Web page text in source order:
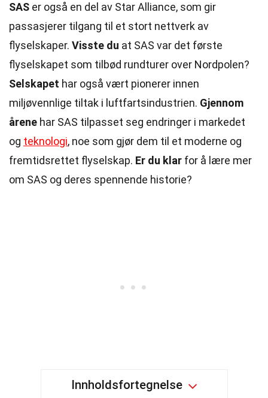
SAS er også en del av Star Alliance, som gir
passasjerer tilgang til et stort nettverk av
flyselskaper. Visste du at SAS var det første
flyselskapet som tilbød rundturer over Nordpolen?
Selskapet har også vært pionerer innen
miljøvennlige tiltak i luftfartsindustrien. Gjennom
årene har SAS tilpasset seg endringer i markedet
og teknologi, noe som gjør dem til et moderne og
fremtidsrettet flyselskap. Er du klar for å lære mer
om SAS og deres spennende historie?
Innholdsfortegnelse